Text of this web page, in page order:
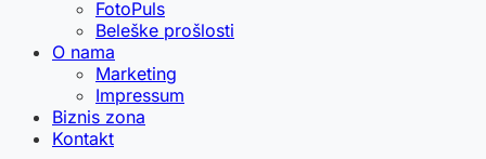
FotoPuls
Beleške prošlosti
O nama
Marketing
Impressum
Biznis zona
Kontakt